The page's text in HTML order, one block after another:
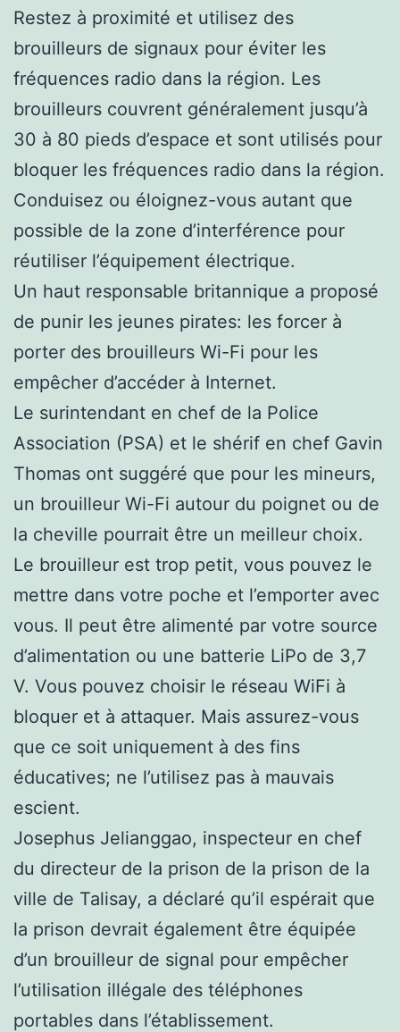
Restez à proximité et utilisez des
brouilleurs de signaux pour éviter les
fréquences radio dans la région. Les
brouilleurs couvrent généralement jusqu’à
30 à 80 pieds d’espace et sont utilisés pour
bloquer les fréquences radio dans la région.
Conduisez ou éloignez-vous autant que
possible de la zone d’interférence pour
réutiliser l’équipement électrique.
Un haut responsable britannique a proposé
de punir les jeunes pirates: les forcer à
porter des brouilleurs Wi-Fi pour les
empêcher d’accéder à Internet.
Le surintendant en chef de la Police
Association (PSA) et le shérif en chef Gavin
Thomas ont suggéré que pour les mineurs,
un brouilleur Wi-Fi autour du poignet ou de
la cheville pourrait être un meilleur choix.
Le brouilleur est trop petit, vous pouvez le
mettre dans votre poche et l’emporter avec
vous. Il peut être alimenté par votre source
d’alimentation ou une batterie LiPo de 3,7
V. Vous pouvez choisir le réseau WiFi à
bloquer et à attaquer. Mais assurez-vous
que ce soit uniquement à des fins
éducatives; ne l’utilisez pas à mauvais
escient.
Josephus Jelianggao, inspecteur en chef
du directeur de la prison de la prison de la
ville de Talisay, a déclaré qu’il espérait que
la prison devrait également être équipée
d’un brouilleur de signal pour empêcher
l’utilisation illégale des téléphones
portables dans l’établissement.